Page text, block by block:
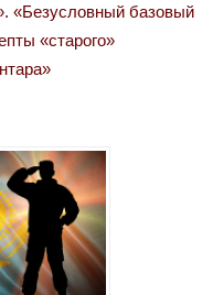
«Безусловный базовый
«старого»